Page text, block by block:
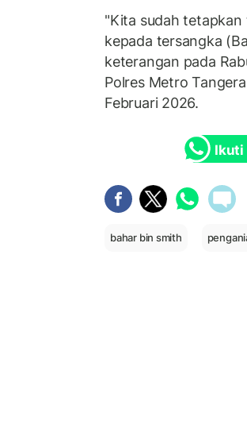
"Kita sudah
kepada tersangka
keterangan pada
Polres Metro
Februari 2026.
Ikuti
bahar bin smith